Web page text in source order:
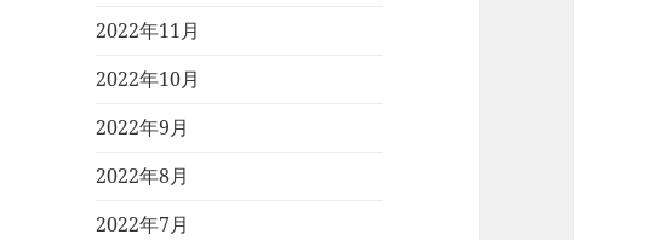
2022年11月
2022年10月
2022年9月
2022年8月
2022年7月